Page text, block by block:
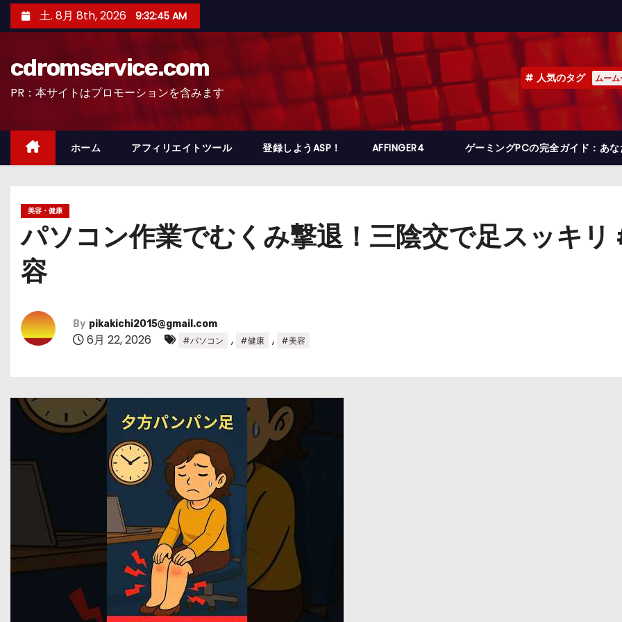
ン
ッ
土. 8月 8th, 2026 9:32:46 AM
cdromservice.com
PR：本サイトはプロモーションを含みます
人気のタグ ムー
ホーム アフィリエイトツール 登録しようASP！ AFFINGER4 ゲーミングPCの完全ガイド：あ
美容・健康
パソコン作業でむくみ撃退！三陰交で足スッキ
容
By pikakichi2015@gmail.com
6月 22, 2026 #パソコン , #健康 , #美容